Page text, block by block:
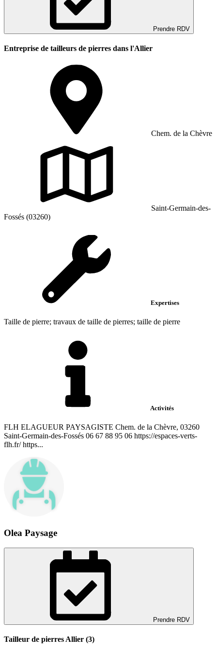
Prendre RDV
Entreprise de tailleurs de pierres dans l'Allier
Chem. de la Chèvre
Saint-Germain-des-
Fossés (03260)
Expertises
Taille de pierre; travaux de taille de pierres; taille de pierre
Activités
FLH ELAGUEUR PAYSAGISTE Chem. de la Chèvre, 03260
Saint-Germain-des-Fossés 06 67 88 95 06 https://espaces-verts-
flh.fr/ https...
Olea Paysage
Prendre RDV
Tailleur de pierres Allier (3)